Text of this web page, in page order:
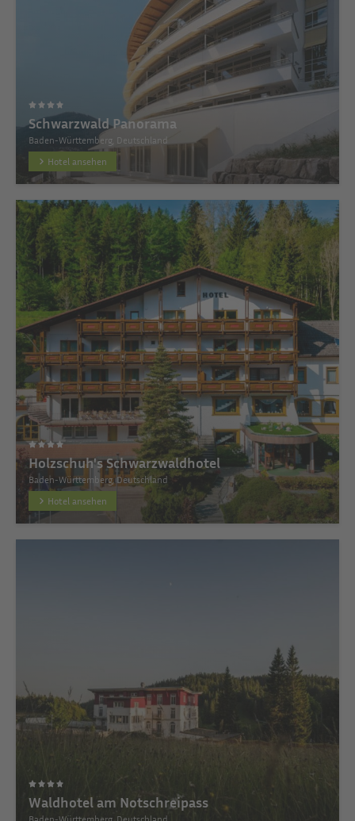
Schwarzwald Panorama
Baden-Württemberg, Deutschland
Hotel ansehen
Holzschuh's Schwarzwaldhotel
Baden-Württemberg, Deutschland
Hotel ansehen
Waldhotel am Notschreipass